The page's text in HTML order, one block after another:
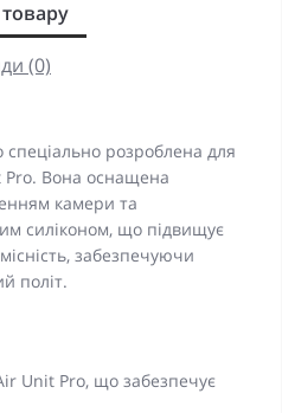
(0)
спеціально розроблена для
Pro. Вона оснащена
камери та
силіконом, що підвищує
забезпечуючи
політ.
Unit Pro, що забезпечує